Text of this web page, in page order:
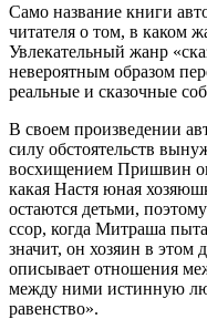
Само название книги
читателя о том, в каком
Увлекательный жанр
невероятным образом
реальные и сказочные
В своем произведении
силу обстоятельств
восхищением Пришвин
какая Настя юная
остаются детьми,
ссор, когда Митраша
значит, он хозяин в
описывает отношения
между ними истинную
равенство».